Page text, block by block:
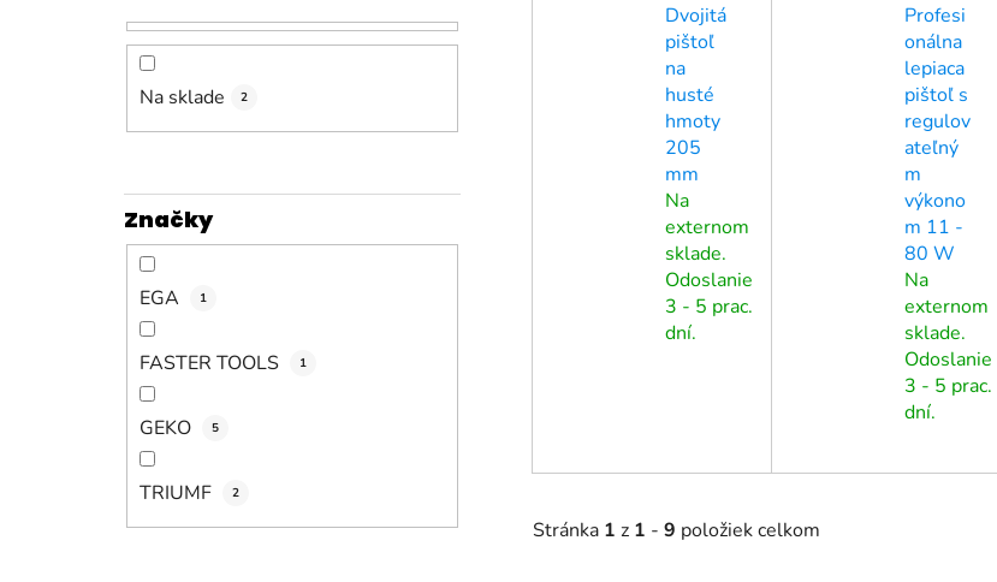
Na sklade 2
Značky
EGA 1
FASTER TOOLS 1
GEKO 5
TRIUMF 2
Dvojitá
pištoľ
na
husté
hmoty
205
mm
Na
externom
sklade.
Odoslanie
3 - 5 prac.
dní.
Profesi
onálna
lepiaca
pištoľ s
regulov
ateľný
m
výkono
m 11 -
80 W
Na
externom
sklade.
Odoslanie
3 - 5 prac.
dní.
Stránka 1 z 1 - 9 položiek celkom